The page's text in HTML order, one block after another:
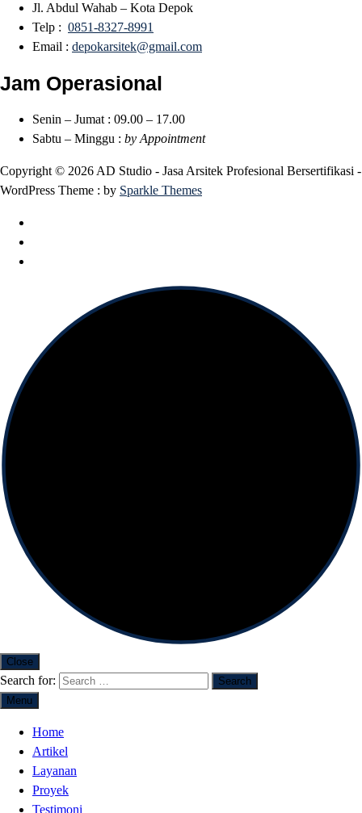
Jl. Abdul Wahab – Kota Depok
Telp : 0851-8327-8991
Email : depokarsitek@gmail.com
Jam Operasional
Senin – Jumat : 09.00 – 17.00
Sabtu – Minggu : by Appointment
Copyright © 2026 AD Studio - Jasa Arsitek Profesional Bersertifikasi -
WordPress Theme : by Sparkle Themes
Close
Search for:
Menu
Home
Artikel
Layanan
Proyek
Testimoni